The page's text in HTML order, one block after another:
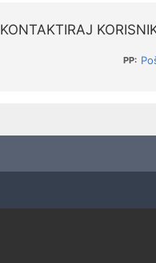
KONTAKTIRAJ
PP: